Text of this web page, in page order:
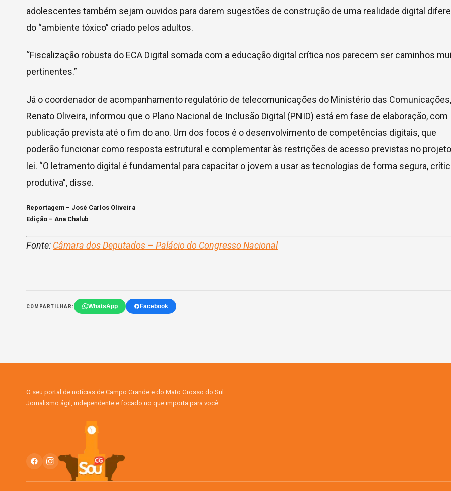
adolescentes também sejam ouvidos para darem sugestões de construção de uma realidade digital
do “ambiente tóxico” criado pelos adultos.
“Fiscalização robusta do ECA Digital somada com a educação digital crítica nos parecem ser caminhos
pertinentes.”
Já o coordenador de acompanhamento regulatório de telecomunicações do Ministério das Comunicações,
Renato Oliveira, informou que o Plano Nacional de Inclusão Digital (PNID) está em fase de elaboração, com
publicação prevista até o fim do ano. Um dos focos é o desenvolvimento de competências digitais, que
poderão funcionar como resposta estrutural e complementar às restrições de acesso previstas no
lei. “O letramento digital é fundamental para capacitar o jovem a usar as tecnologias de forma segura,
produtiva”, disse.
Reportagem – José Carlos Oliveira
Edição – Ana Chalub
Fonte: Câmara dos Deputados – Palácio do Congresso Nacional
COMPARTILHAR: WhatsApp Facebook
O seu portal de notícias de Campo Grande e do Mato Grosso do Sul.
Jornalismo ágil, independente e focado no que importa para você.